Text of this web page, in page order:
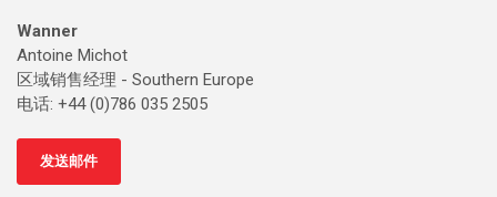
Wanner
Antoine Michot
区域销售经理 - Southern Europe
电话: +44 (0)786 035 2505
发送邮件